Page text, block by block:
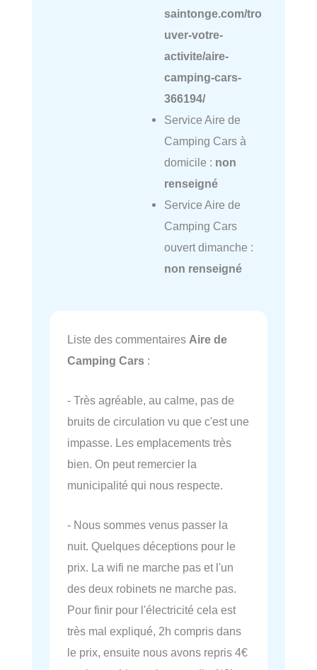
saintonge.com/tro
uver-votre-
activite/aire-
camping-cars-
366194/
Service Aire de
Camping Cars à
domicile : non
renseigné
Service Aire de
Camping Cars
ouvert dimanche :
non renseigné
Liste des commentaires Aire de
Camping Cars :
- Très agréable, au calme, pas de
bruits de circulation vu que c'est une
impasse. Les emplacements très
bien. On peut remercier la
municipalité qui nous respecte.
- Nous sommes venus passer la
nuit. Quelques déceptions pour le
prix. La wifi ne marche pas et l'un
des deux robinets ne marche pas.
Pour finir pour l'électricité cela est
très mal expliqué, 2h compris dans
le prix, ensuite nous avons repris 4€